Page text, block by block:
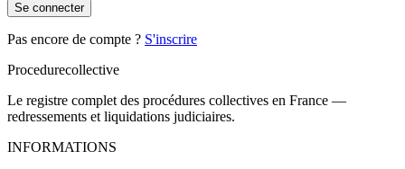
Se connecter
Pas encore de compte ? S'inscrire
Procedurecollective
Le registre complet des procédures collectives en France —
redressements et liquidations judiciaires.
INFORMATIONS